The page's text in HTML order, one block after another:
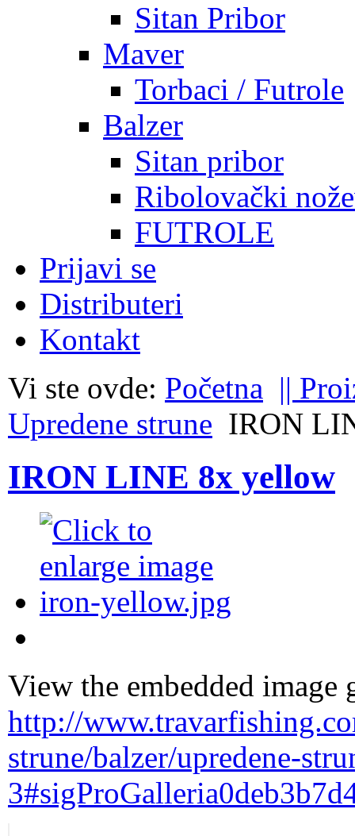
Sitan Pribor
Maver
Torbaci / Futrole
Balzer
Sitan pribor
Ribolovački
FUTROLE
Prijavi se
Distributeri
Kontakt
Vi ste ovde: Početna ||
Upredene strune IRON
IRON LINE 8x yellow
View the embedded image
http://
strune/balzer/upredene-